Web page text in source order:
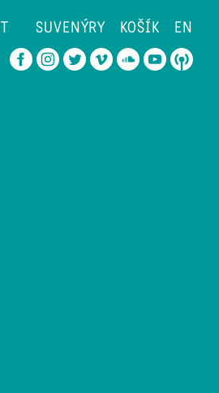
SUVENÝRY KOŠÍK EN